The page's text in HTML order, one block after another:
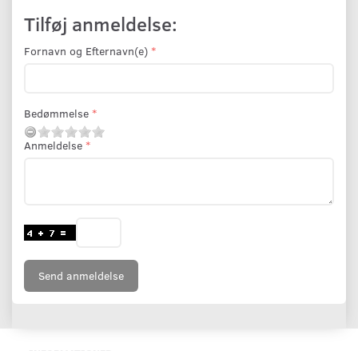
Tilføj anmeldelse:
Fornavn og Efternavn(e)
Bedømmelse
Anmeldelse
Send anmeldelse